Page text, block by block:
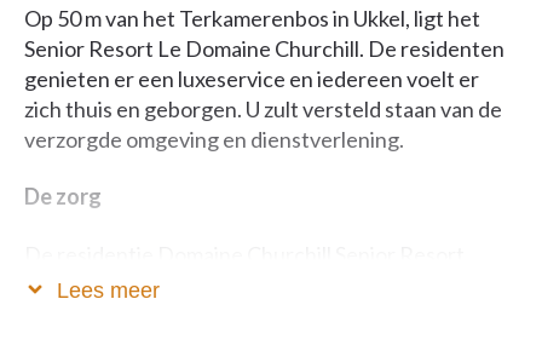
Op 50 m van het Terkamerenbos in Ukkel, ligt het
Senior Resort Le Domaine Churchill. De residenten
genieten er een luxeservice en iedereen voelt er
zich thuis en geborgen. U zult versteld staan van de
verzorgde omgeving en dienstverlening.
De zorg
biedt haar residenten de zekerheid van een
Lees meer